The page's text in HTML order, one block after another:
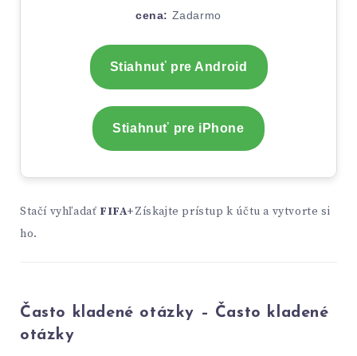
cena: Zadarmo
Stiahnuť pre Android
Stiahnuť pre iPhone
Stačí vyhľadať FIFA+Získajte prístup k účtu a vytvorte si
ho.
Často kladené otázky – Často kladené
otázky